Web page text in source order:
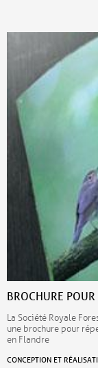
BROCHURE
La Société Royale
une brochure pour
en Flandre
CONCEPTION ET